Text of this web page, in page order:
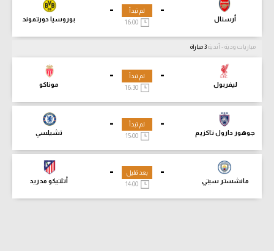
-
أرسنال
-
بوروسيا دورتموند
لم تبدأ
مباريات ودية - أندية
-
ليفربول
-
موناكو
لم تبدأ
-
جوهور دارول تاكزيم
-
تشيلسي
لم تبدأ
15:00
-
مانشستر سيتي
-
أتلتيكو مدريد
بعد قليل
14:00